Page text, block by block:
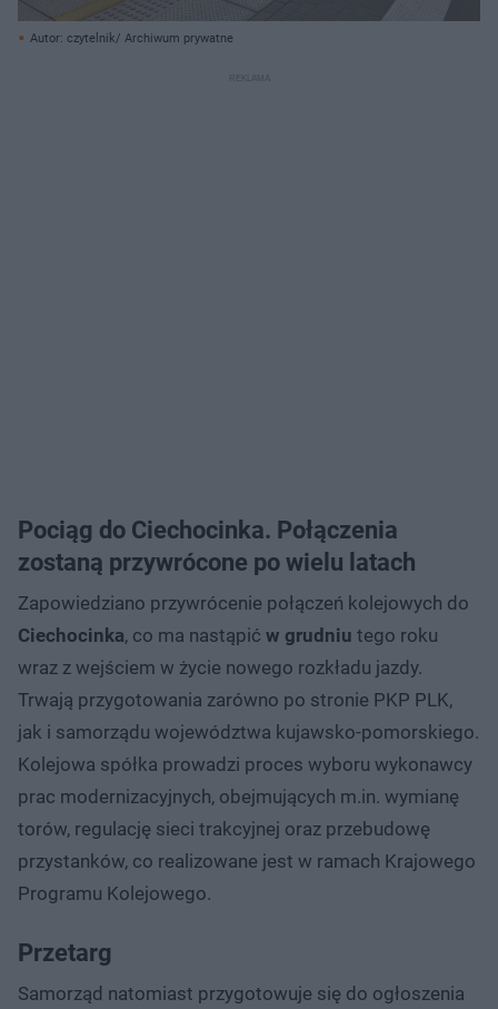
Autor: czytelnik/ Archiwum prywatne
Pociąg do Ciechocinka. Połączenia
zostaną przywrócone po wielu latach
Zapowiedziano przywrócenie połączeń kolejowych do
Ciechocinka, co ma nastąpić w grudniu tego roku
wraz z wejściem w życie nowego rozkładu jazdy.
Trwają przygotowania zarówno po stronie PKP PLK,
jak i samorządu województwa kujawsko-pomorskiego.
Kolejowa spółka prowadzi proces wyboru wykonawcy
prac modernizacyjnych, obejmujących m.in. wymianę
torów, regulację sieci trakcyjnej oraz przebudowę
przystanków, co realizowane jest w ramach Krajowego
Programu Kolejowego.
Przetarg
Samorząd natomiast przygotowuje się do ogłoszenia